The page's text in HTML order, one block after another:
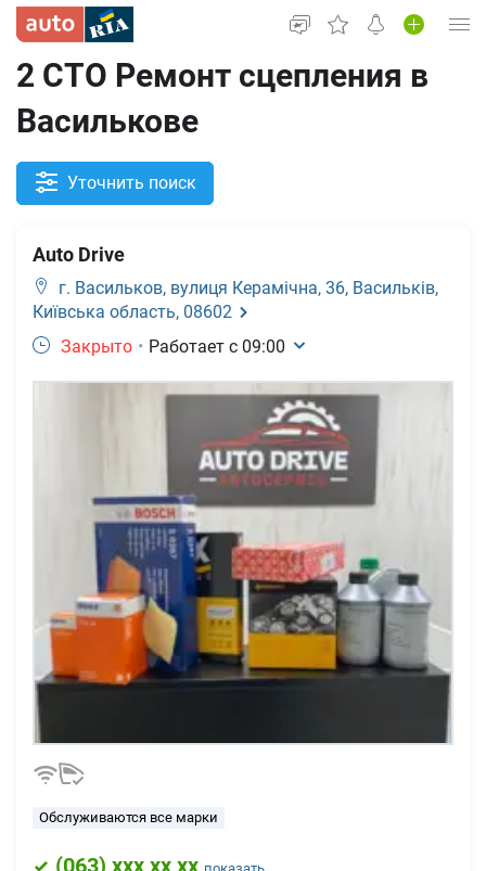
Вход в кабинет
Автомобили б/у
Новые авто
Новости
Все для авто
2 СТО Ремонт сцепления в
Василькове
Уточнить поиск
Auto Drive
г. Васильков, вулиця Керамічна, 36, Васильків,
Київська область, 08602
Закрыто • Работает с 09:00
Обслуживаются все марки
(063) xxx xx xx